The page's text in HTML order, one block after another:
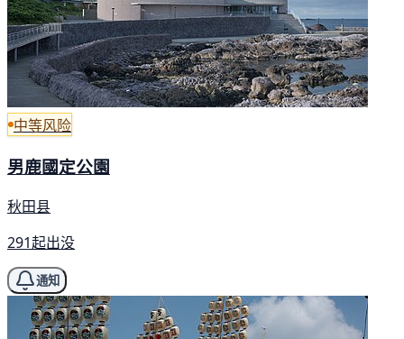
中等风险
男鹿國定公園
秋田县
291起出没
通知